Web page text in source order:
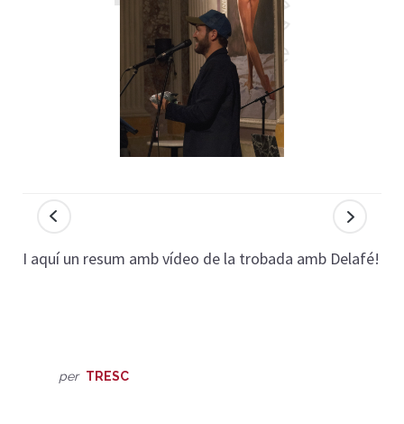
I aquí un resum amb vídeo de la trobada amb Delafé!
per TRESC